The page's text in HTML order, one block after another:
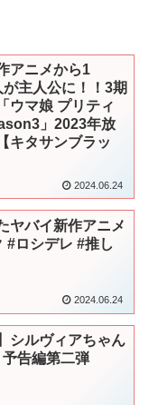
アニメから1
主人公に！！3期
ウマ娘 プリティ
」2023年放
キタサンブラッ
2024.06.24
ヤバイ新作アニメ
#ロシデレ #推し
2024.06.24
シルヴィアちゃん
告編第二弾